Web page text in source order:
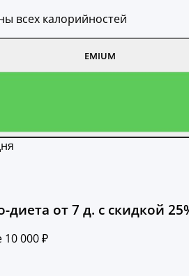
всех калорийностей
EMIUM
от 7 д. с скидкой
000 ₽